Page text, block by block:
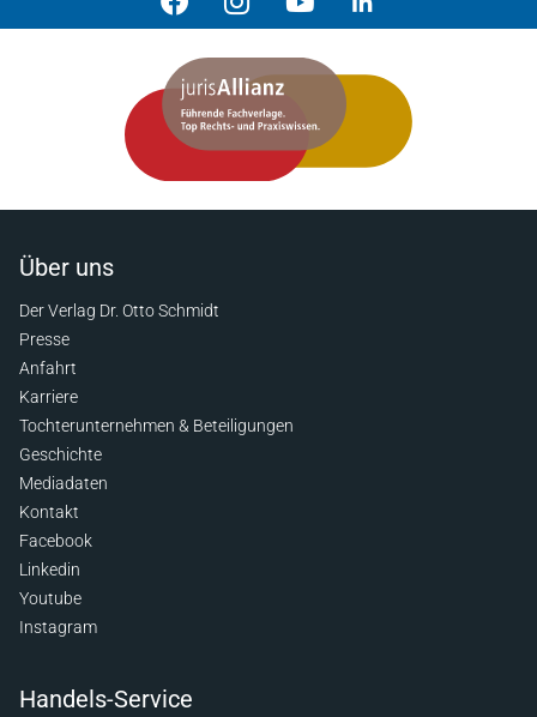
Über uns
Der Verlag Dr. Otto Schmidt
Presse
Anfahrt
Karriere
Tochterunternehmen & Beteiligungen
Geschichte
Mediadaten
Kontakt
Facebook
Linkedin
Youtube
Instagram
Handels-Service